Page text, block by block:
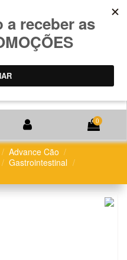
0
Advance Cão
Gastrointestinal